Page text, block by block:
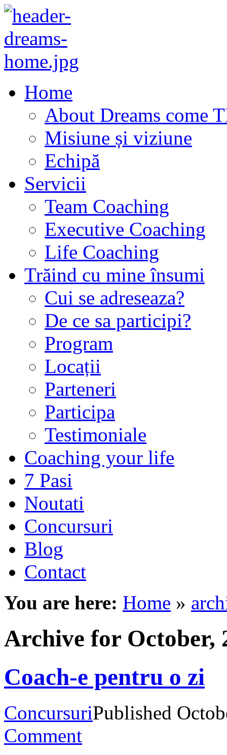
Home
About Dreams come
Misiune și viziune
Echipă
Servicii
Team Coaching
Executive Coaching
Life Coaching
Trăind cu mine însumi
Cui se adreseaza?
De ce sa participi?
Program
Locații
Parteneri
Participa
Testimoniale
Coaching your life
7 Pasi
Noutati
Concursuri
Blog
Contact
You are here: Home »
Archive for October,
Coach-e pentru o zi
ConcursuriPublished
Comment